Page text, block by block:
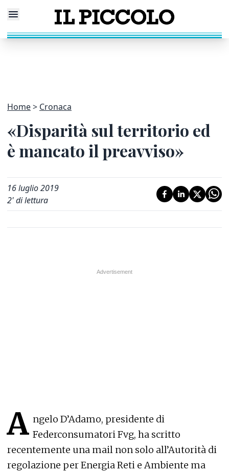
Home Cronaca
«Disparità sul territorio ed
è mancato il preavviso»
16 luglio 2019
2' di lettura
A ngelo D’Adamo, presidente di
Federconsumatori Fvg, ha scritto
recentemente una mail non solo all’Autorità di
regolazione per Energia Reti e Ambiente ma